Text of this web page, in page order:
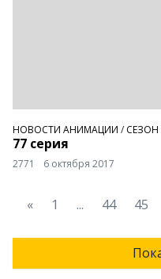
НОВОСТИ АНИМАЦИИ / СЕЗОН
77 серия
2771 6 октября 2017
« 1 ... 44 45